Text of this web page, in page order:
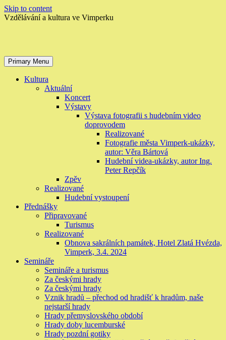
Skip to content
Vzdělávání a kultura ve Vimperku
Primary Menu
Kultura
Aktuální
Koncert
Výstavy
Výstava fotografii s hudebním video
doprovodem
Realizované
Fotografie města Vimperk-ukázky,
autor: Věra Bártová
Hudební videa-ukázky, autor Ing.
Peter Repčík
Zpěv
Realizované
Hudební vystoupení
Přednášky
Připravované
Turismus
Realizované
Obnova sakrálních památek, Hotel Zlatá Hvézda,
Vimperk, 3.4. 2024
Semináře
Semináře a turismus
Za českými hrady
Za českými hrady
Vznik hradů – přechod od hradišť k hradům, naše
nejstarší hrady
Hrady přemyslovského období
Hrady doby lucemburské
Hrady pozdní gotiky